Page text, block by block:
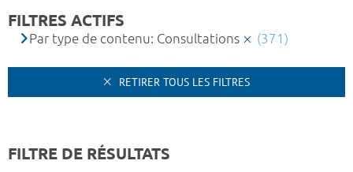
FILTRES ACTIFS
Par type de contenu: Consultations (371)
RETIRER TOUS LES FILTRES
FILTRE DE RÉSULTATS